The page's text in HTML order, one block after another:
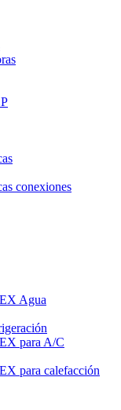
conexiones
Agua
para A/C
para calefacción